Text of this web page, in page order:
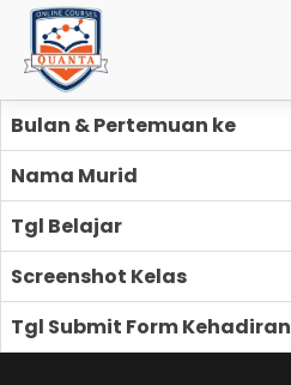
Bulan & Pertemuan ke
Nama Murid
Tgl Belajar
Screenshot Kelas
Tgl Submit Form Kehadiran